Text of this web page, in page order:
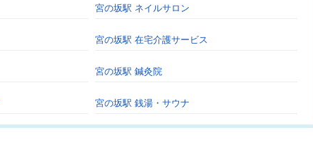
宮の坂駅 ネイルサロン
宮の坂駅 在宅介護サービス
宮の坂駅 鍼灸院
宮の坂駅 銭湯・サウナ